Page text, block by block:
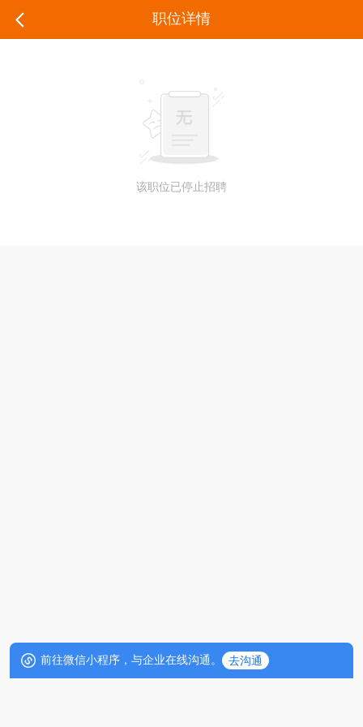
职位详情
该职位已停止招聘
前往微信小程序，与企业在线沟通。 去沟通